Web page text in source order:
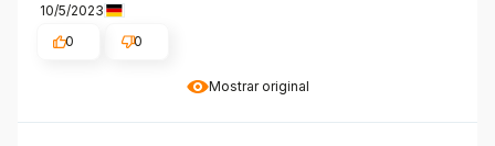
Mostrar original
10/5/2023
0
0